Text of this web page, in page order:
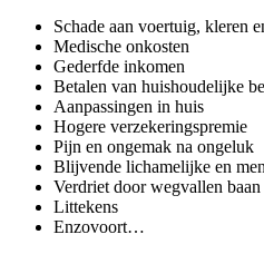
Schade aan voertuig, kleren
Medische onkosten
Gederfde inkomen
Betalen van huishoudelijke
Aanpassingen in huis
Hogere verzekeringspremie
Pijn en ongemak na ongeluk
Blijvende lichamelijke en
Verdriet door wegvallen baan
Littekens
Enzovoort…